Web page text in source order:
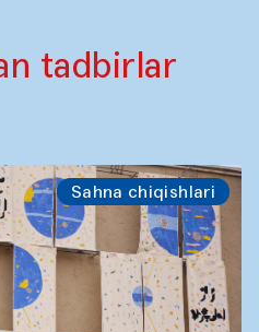
tadbirlar
Sahna chiqishlari